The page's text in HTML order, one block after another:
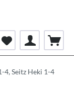
4, Seitz Heki 1-4